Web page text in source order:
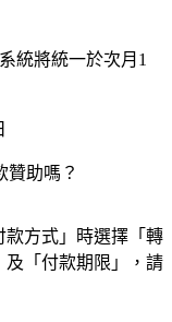
統將統一於次月1
贊助嗎？
款方式」時選擇「轉
及「付款期限」，請